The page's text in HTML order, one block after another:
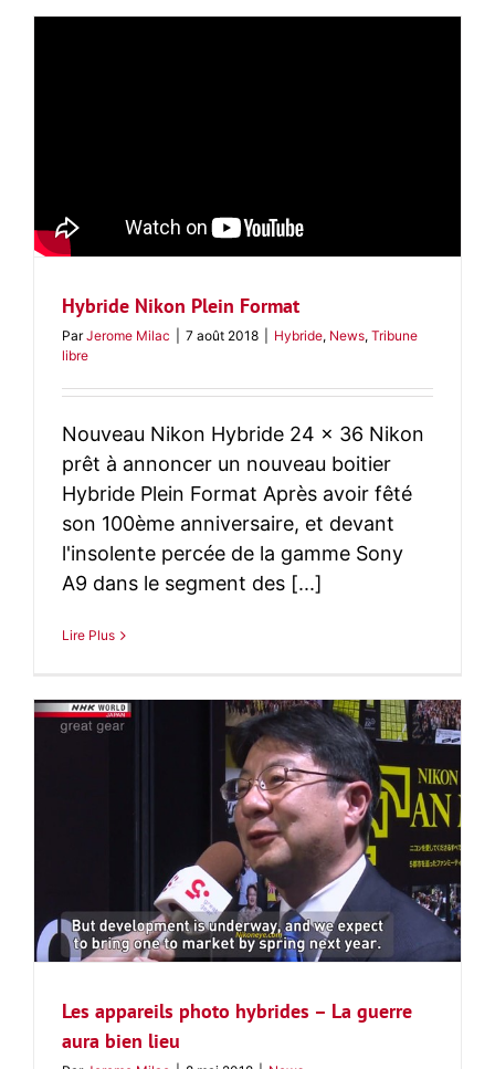
Hybride Nikon Plein Format
ParJerome Milac 7 août 2018 Hybride, News, Tribune
libre
Nouveau Nikon Hybride 24 x 36 Nikon
prêt à annoncer un nouveau boitier
Hybride Plein Format Après avoir fêté
son 100ème anniversaire, et devant
l'insolente percée de la gamme Sony
A9 dans le segment des [...]
Lire Plus
Les appareils photo hybrides – La guerre
aura bien lieu